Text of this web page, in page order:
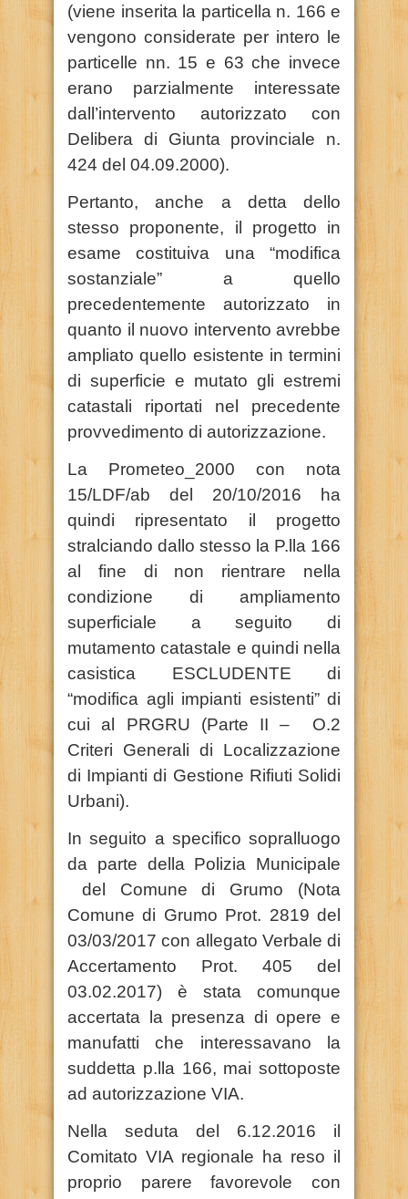
(viene inserita la particella n. 166 e
vengono considerate per intero le
particelle nn. 15 e 63 che invece
erano parzialmente interessate
dall’intervento autorizzato con
Delibera di Giunta provinciale n.
424 del 04.09.2000).
Pertanto, anche a detta dello
stesso proponente, il progetto in
esame costituiva una “modifica
sostanziale” a quello
precedentemente autorizzato in
quanto il nuovo intervento avrebbe
ampliato quello esistente in termini
di superficie e mutato gli estremi
catastali riportati nel precedente
provvedimento di autorizzazione.
La Prometeo_2000 con nota
15/LDF/ab del 20/10/2016 ha
quindi ripresentato il progetto
stralciando dallo stesso la P.lla 166
al fine di non rientrare nella
condizione di ampliamento
superficiale a seguito di
mutamento catastale e quindi nella
casistica ESCLUDENTE di
“modifica agli impianti esistenti” di
cui al PRGRU (Parte II – O.2
Criteri Generali di Localizzazione
di Impianti di Gestione Rifiuti Solidi
Urbani).
In seguito a specifico sopralluogo
da parte della Polizia Municipale
del Comune di Grumo (Nota
Comune di Grumo Prot. 2819 del
03/03/2017 con allegato Verbale di
Accertamento Prot. 405 del
03.02.2017) è stata comunque
accertata la presenza di opere e
manufatti che interessavano la
suddetta p.lla 166, mai sottoposte
ad autorizzazione VIA.
Nella seduta del 6.12.2016 il
Comitato VIA regionale ha reso il
proprio parere favorevole con